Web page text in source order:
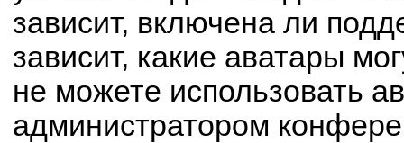
зависит, включена ли
зависит, какие аватары
не можете использовать
администратором